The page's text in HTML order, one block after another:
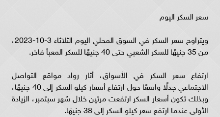
سعر السكر اليوم
ويتراوح سعر السكر في السوق المحلي اليوم الثلاثاء 3-10-2023،
من 35 جنيهًا للسكر الشعبي حتى 40 جنيهًا للسكر المعبأ فاخر.
ارتفاع سعر السكر في الأسواق، أثار رواد مواقع التواصل
الاجتماعي جدلًا واسعًا حول ارتفاع أسعار كيلو السكر إلى 40 جنيهًا،
وبذلك تكون أسعار السكر ارتفعت مرتين خلال شهر سبتمبر، الزيادة
الأولى عندما ارتفع سعر كيلو السكر إلى 38 جنيهًا.